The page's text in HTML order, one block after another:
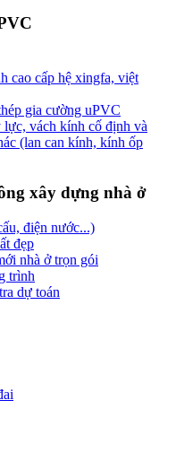
cao cấp hệ xingfa, việt
gia cường uPVC
lực, vách kính cố định và
(lan can kính, kính ốp
xây dựng nhà ở
điện nước...)
đẹp
nhà ở trọn gói
trình
dự toán